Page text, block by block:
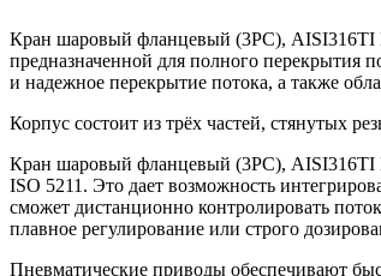
Кран шаровый фланцевый (3PC), AISI316TI
предназначенной для полного перекрытия
и надежное перекрытие потока, а также
Корпус состоит из трёх частей, стянутых
Кран шаровый фланцевый (3PC), AISI316TI
ISO 5211. Это дает возможность
сможет дистанционно контролировать
плавное регулирование или строго
Пневматические приводы обеспечивают